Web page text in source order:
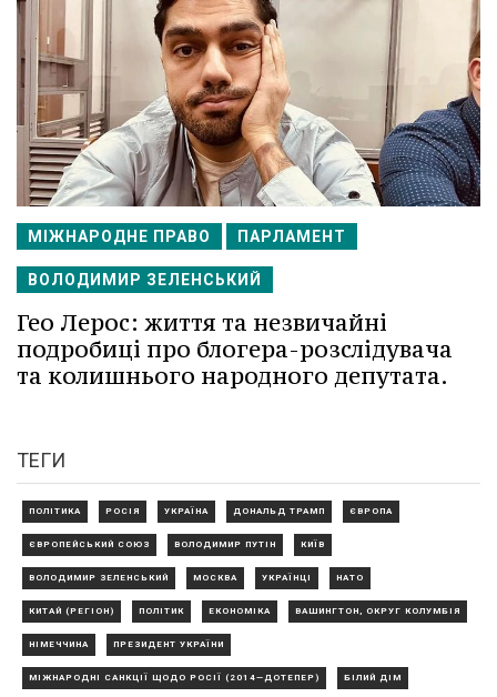
МІЖНАРОДНЕ ПРАВО ПАРЛАМЕНТ
ВОЛОДИМИР ЗЕЛЕНСЬКИЙ
Гео Лерос: життя та незвичайні
подробиці про блогера-розслідувача
та колишнього народного депутата.
ТЕГИ
ПОЛІТИКА РОСІЯ УКРАЇНА ДОНАЛЬД ТРАМП ЄВРОПА
ЄВРОПЕЙСЬКИЙ СОЮЗ ВОЛОДИМИР ПУТІН КИЇВ
ВОЛОДИМИР ЗЕЛЕНСЬКИЙ МОСКВА УКРАЇНЦІ НАТО
КИТАЙ (РЕГІОН) ПОЛІТИК ЕКОНОМІКА ВАШИНГТОН, ОКРУГ КОЛУМБІЯ
НІМЕЧЧИНА ПРЕЗИДЕНТ УКРАЇНИ
МІЖНАРОДНІ САНКЦІЇ ЩОДО РОСІЇ (2014—ДОТЕПЕР) БІЛИЙ ДІМ